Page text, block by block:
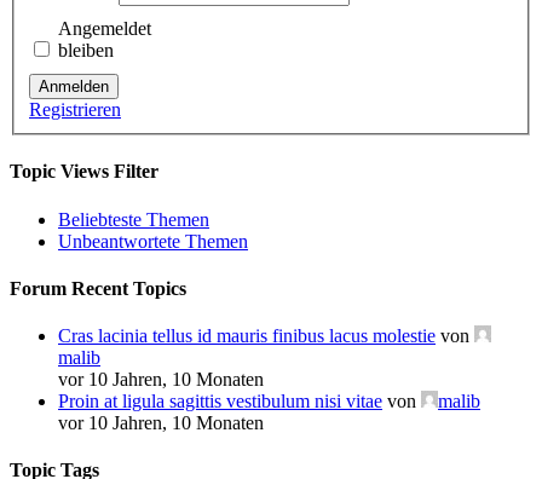
Angemeldet
bleiben
Anmelden
Registrieren
Topic Views Filter
Beliebteste Themen
Unbeantwortete Themen
Forum Recent Topics
Cras lacinia tellus id mauris finibus lacus molestie von
malib
vor 10 Jahren, 10 Monaten
Proin at ligula sagittis vestibulum nisi vitae von
malib
vor 10 Jahren, 10 Monaten
Topic Tags